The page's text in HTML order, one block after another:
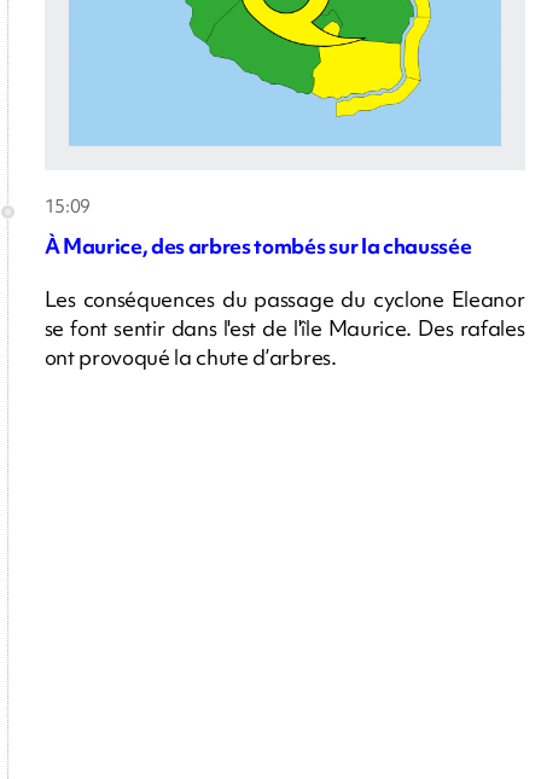
15:09
À Maurice, des arbres tombés sur la chaussée
Les conséquences du passage du cyclone Eleanor
se font sentir dans l'est de l'île Maurice. Des rafales
ont provoqué la chute d’arbres.